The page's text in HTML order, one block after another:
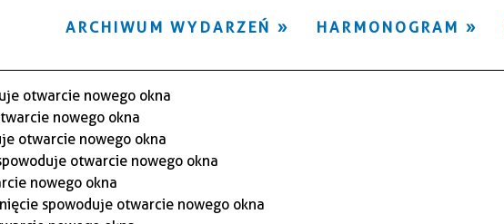
HARMONOGRAM
ARCHIWUM WYDARZEŃ